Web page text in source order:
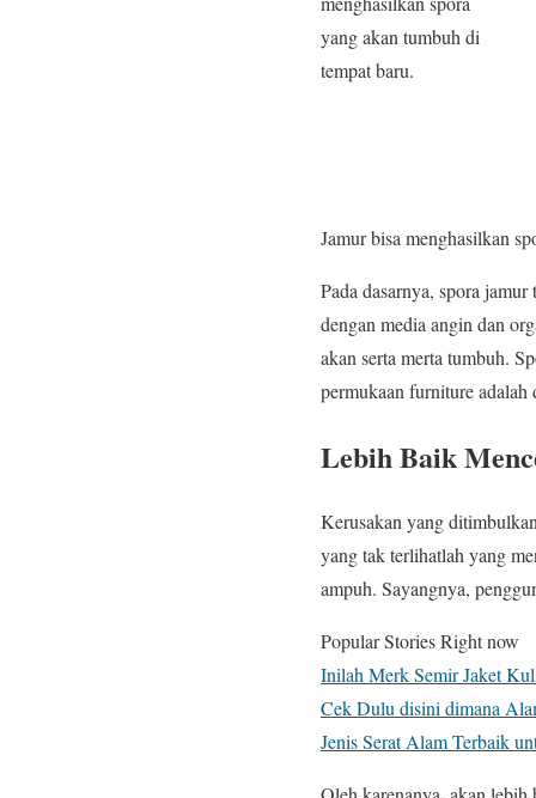
Jamur bisa menghasilkan
Pada dasarnya, spora
dengan media angin dan
akan serta merta tumbuh.
permukaan furniture adalah
Lebih Baik
Kerusakan yang
yang tak terlihatlah yang
ampuh. Sayangnya,
Popular Stories Right now
Inilah Merk Semir Jaket
Cek Dulu disini dimana
Jenis Serat Alam Terbaik